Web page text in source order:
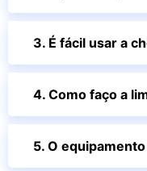
3. É fácil usar a
4. Como faço a
5. O